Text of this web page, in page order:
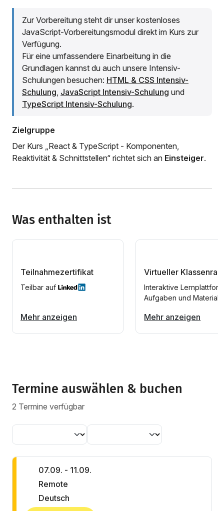
Zur Vorbereitung steht dir unser kostenloses
JavaScript-Vorbereitungsmodul direkt im Kurs zur
Verfügung.
Für eine umfassendere Einarbeitung in die
Grundlagen kannst du auch unsere Intensiv-
Schulungen besuchen: HTML & CSS Intensiv-
Schulung, JavaScript Intensiv-Schulung und
TypeScript Intensiv-Schulung.
Zielgruppe
Der Kurs „React & TypeScript - Komponenten,
Reaktivität & Schnittstellen“ richtet sich an Einsteiger.
Was enthalten ist
Teilnahmezertifikat
Teilbar auf
Mehr anzeigen
Virtueller
Interaktive
Aufgaben und
Mehr anzeigen
Termine auswählen & buchen
2 Termine verfügbar
07.09. - 11.09.
Remote
Deutsch